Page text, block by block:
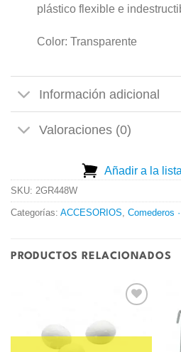
plástico flexible e
Color: Transparente
Información adicional
Valoraciones (0)
Añadir a la
SKU: 2GR448W
Categorías: ACCESORIOS, Comederos
PRODUCTOS RELACIONADOS